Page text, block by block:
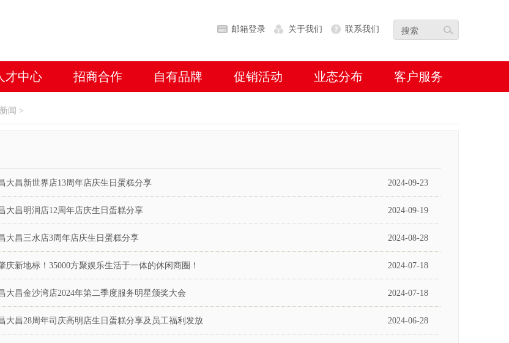
邮箱登录 关于我们 联系我们
才中心 招商合作 自有品牌 促销活动 业态分布 客户服务
闻 >
2024-09-23
大昌新世界店13周年店庆生日蛋糕分享
2024-09-19
大昌明润店12周年店庆生日蛋糕分享
2024-08-28
大昌三水店3周年店庆生日蛋糕分享
2024-07-18
庆新地标！35000方聚娱乐生活于一体的休闲商圈！
2024-07-18
大昌金沙湾店2024年第二季度服务明星颁奖大会
2024-06-28
大昌28周年司庆高明店生日蛋糕分享及员工福利发放